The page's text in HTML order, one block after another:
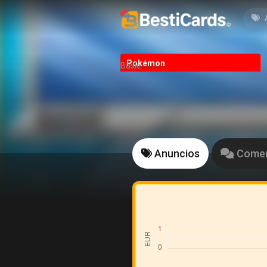
Pokémon
Basic
Anuncios